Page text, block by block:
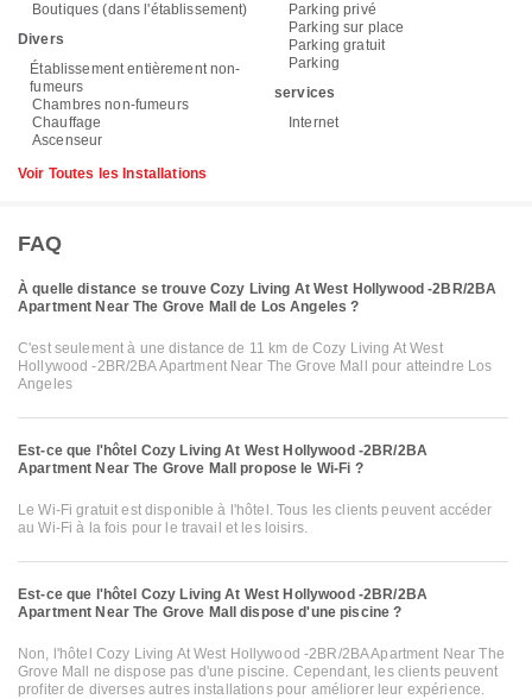
Boutiques (dans l'établissement)
Divers
Établissement entièrement non-
fumeurs
Chambres non-fumeurs
Chauffage
Ascenseur
Parking privé
Parking sur place
Parking gratuit
Parking
services
Internet
Voir Toutes les Installations
FAQ
À quelle distance se trouve Cozy Living At West Hollywood -2BR/2BA
Apartment Near The Grove Mall de Los Angeles ?
C'est seulement à une distance de 11 km de Cozy Living At West
Hollywood -2BR/2BA Apartment Near The Grove Mall pour atteindre Los
Angeles
Est-ce que l'hôtel Cozy Living At West Hollywood -2BR/2BA
Apartment Near The Grove Mall propose le Wi-Fi ?
Le Wi-Fi gratuit est disponible à l'hôtel. Tous les clients peuvent accéder
au Wi-Fi à la fois pour le travail et les loisirs.
Est-ce que l'hôtel Cozy Living At West Hollywood -2BR/2BA
Apartment Near The Grove Mall dispose d'une piscine ?
Non, l'hôtel Cozy Living At West Hollywood -2BR/2BA Apartment Near The
Grove Mall ne dispose pas d'une piscine. Cependant, les clients peuvent
profiter de diverses autres installations pour améliorer leur expérience.